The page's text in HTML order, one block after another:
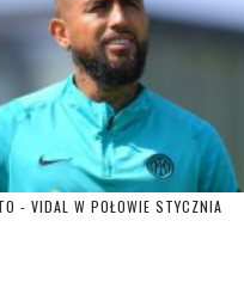
- VIDAL W POŁOWIE STYCZNIA